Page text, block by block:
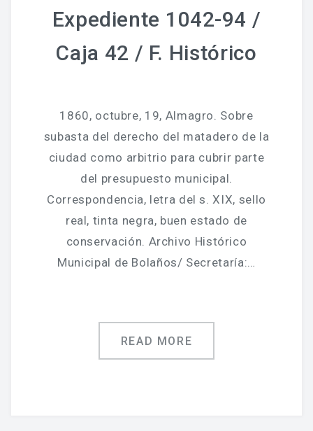
Expediente 1042-94 /
Caja 42 / F. Histórico
1860, octubre, 19, Almagro. Sobre
subasta del derecho del matadero de la
ciudad como arbitrio para cubrir parte
del presupuesto municipal.
Correspondencia, letra del s. XIX, sello
real, tinta negra, buen estado de
conservación. Archivo Histórico
Municipal de Bolaños/ Secretaría:…
READ MORE